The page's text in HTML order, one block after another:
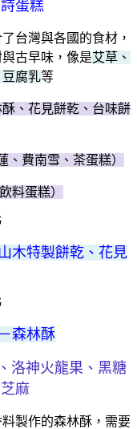
蛋糕
台灣與各國的食材，
古早味，像是艾草、
腐乳等
、花見餅乾、台味餅
、費南雪、茶蛋糕）
料蛋糕）
木特製餅乾、花見
森林酥
洛神火龍果、黑糖
麻
製作的森林酥，需要